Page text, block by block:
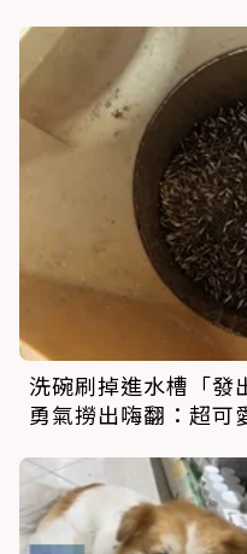
洗碗刷掉進水槽「發
勇氣撈出嗨翻：超可